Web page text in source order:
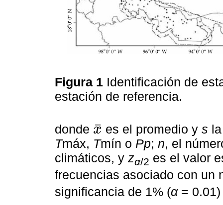
Figura 1 Identificación de
estación de referencia.
donde x
¯
x¯ es el promedio ys
Tmáx, Tmín o Pp; n, el
climáticos, y zα/2 es el valor
frecuencias asociado con un
significancia de 1% (α= 0.01)